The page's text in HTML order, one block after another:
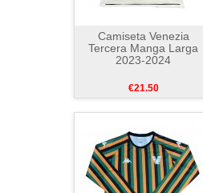
Camiseta Venezia
Tercera Manga Larga
2023-2024
€21.50